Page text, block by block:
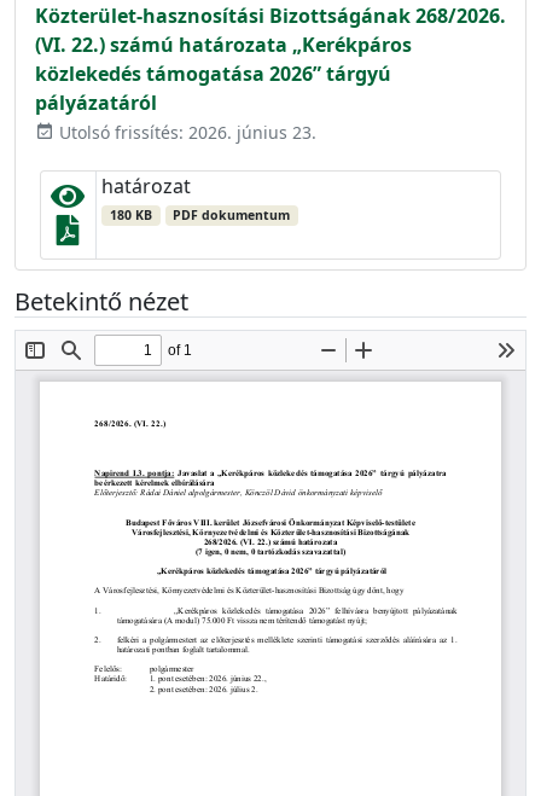
Közterület-hasznosítási Bizottságának 268/2026.
(VI. 22.) számú határozata „Kerékpáros
közlekedés támogatása 2026” tárgyú
pályázatáról
event_available Utolsó frissítés: 2026. június 23.
határozat
180 KB PDF dokumentum
Betekintő nézet